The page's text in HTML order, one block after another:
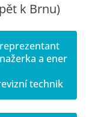
k Brnu)
a ener
technik